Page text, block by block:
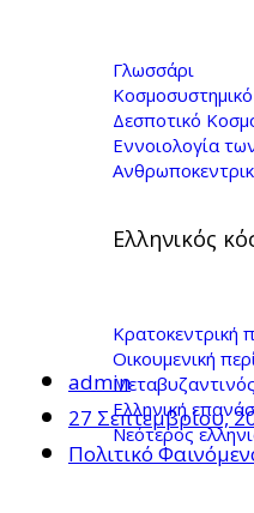
Γλωσσάρι
Δεσποτικό
Εννοιολογία
Ελληνικός
Κρατοκεντρική
Οικουμενική
Ελληνική
Νεότερος
ΕΡΤopen,
admin
27 Σεπτεμβρίου,
Πολιτικό